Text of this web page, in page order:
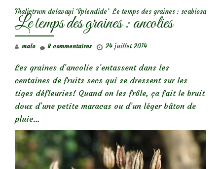
Thalictrum delavayi ‘Splendide’ Le temps des graines : scabiosa
Le temps des graines : ancolies
malo 24 juillet 2014
8 commentaires
Les graines d’ancolie s’entassent dans les
centaines de fruits secs qui se dressent sur les
tiges défleuries! Quand on les frôle, ça fait le bruit
doux d’une petite maracas ou d’un léger bâton de
pluie…